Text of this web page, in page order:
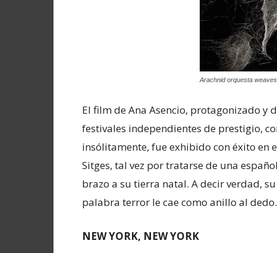
Arachnid orquesta
El film de Ana Asencio, protagonizado
festivales independientes de prestigio,
insólitamente, fue exhibido con éxito en
Sitges, tal vez por tratarse de una
brazo a su tierra natal. A decir verdad,
palabra terror le cae como anillo al dedo.
NEW YORK, NEW YORK